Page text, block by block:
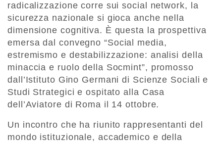
radicalizzazione corre sui social network, la
sicurezza nazionale si gioca anche nella
dimensione cognitiva. È questa la prospettiva
emersa dal convegno “Social media,
estremismo e destabilizzazione: analisi della
minaccia e ruolo della Socmint”, promosso
dall’Istituto Gino Germani di Scienze Sociali e
Studi Strategici e ospitato alla Casa
dell’Aviatore di Roma il 14 ottobre.
Un incontro che ha riunito rappresentanti del
mondo istituzionale, accademico e della